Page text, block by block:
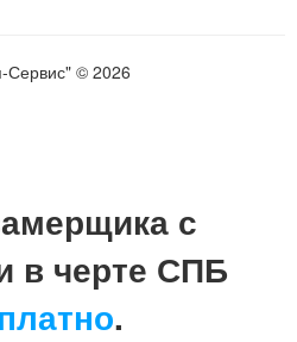
Сервис" © 2026
с
в черте СПБ
.